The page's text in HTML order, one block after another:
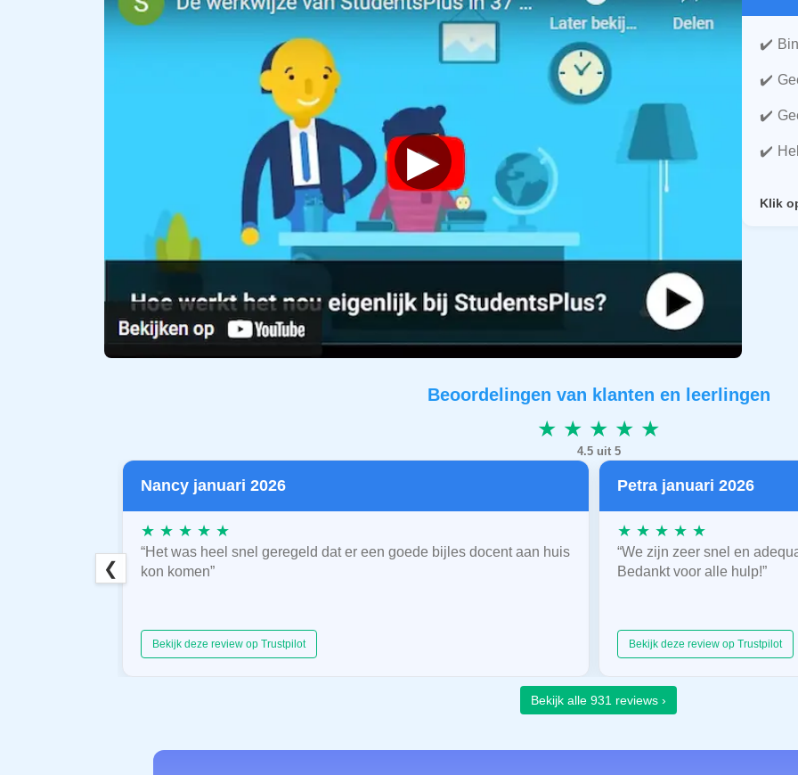
▶
Klik
Beoordelingen van klanten en leerlingen
★ ★ ★ ★ ★
4.5 uit 5
Nancy januari 2026
★ ★ ★ ★ ★
“Het was heel snel geregeld dat er een goede bijles docent aan huis
kon komen”
Bekijk deze review op Trustpilot
Petra januari 2026
★ ★ ★ ★ ★
“We zijn zeer snel en
Bedankt voor alle hulp!”
Bekijk deze review op Trustpilot
❮
Bekijk alle 931 reviews ›